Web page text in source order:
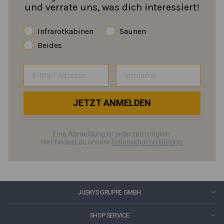
und verrate uns, was dich interessiert!
Infrarotkabinen
Saunen
Beides
JETZT ANMELDEN
Eine Abmeldung ist jederzeit möglich.
Hier findest du unsere Datenschutzerklärung.
JUSKYS GRUPPE GMBH
SHOP SERVICE